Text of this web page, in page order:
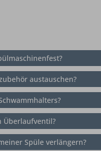
austauschen?
Überlaufventil?
Spüle verlängern?